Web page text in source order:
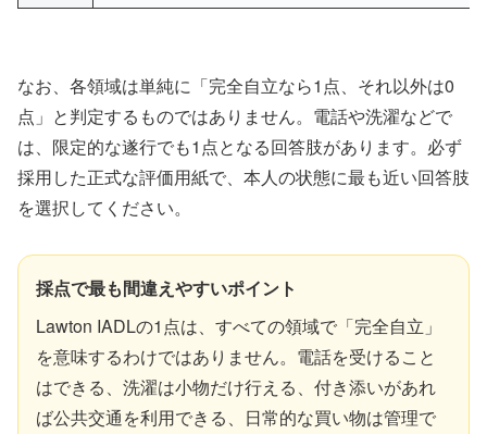
なお、各領域は単純に「完全自立なら1点、それ以外は0
点」と判定するものではありません。電話や洗濯などで
は、限定的な遂行でも1点となる回答肢があります。必ず
採用した正式な評価用紙で、本人の状態に最も近い回答肢
を選択してください。
採点で最も間違えやすいポイント
Lawton IADLの1点は、すべての領域で「完全自立」
を意味するわけではありません。電話を受けること
はできる、洗濯は小物だけ行える、付き添いがあれ
ば公共交通を利用できる、日常的な買い物は管理で